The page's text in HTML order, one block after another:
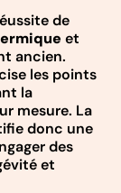
de
et
ancien.
les points
la
mesure. La
donc une
des
et